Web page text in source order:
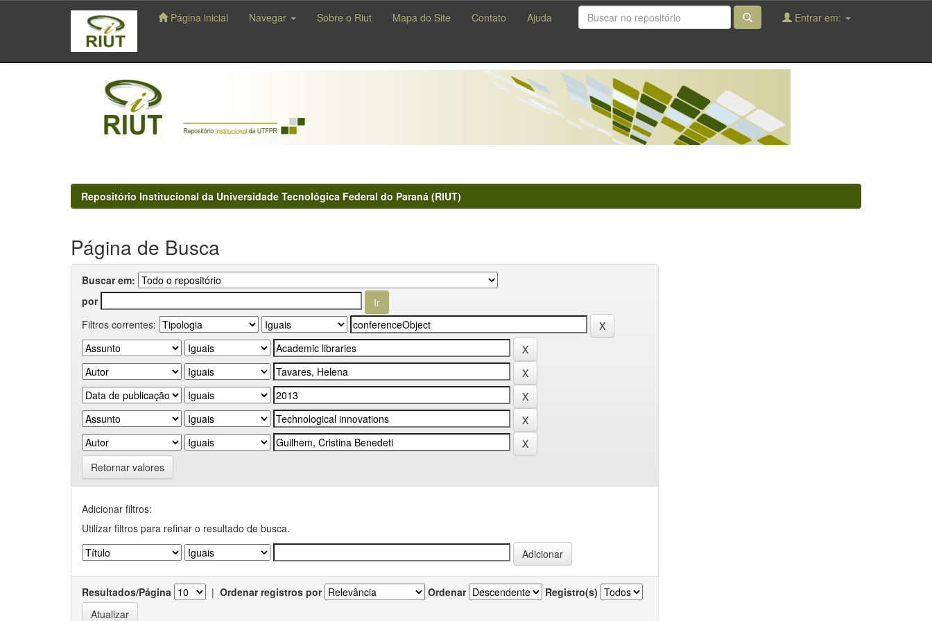
navigation
Página inicial Navegar Sobre o Riut Mapa do Site Contato Ajuda Entrar em:
Repositório Institucional da Universidade Tecnológica Federal do Paraná (RIUT)
Página de Busca
Buscar em:
por
Filtros correntes:
Retornar valores
Adicionar filtros:
Utilizar filtros para refinar o resultado de busca.
Resultados/Página | Ordenar registros por Ordenar Registro(s)